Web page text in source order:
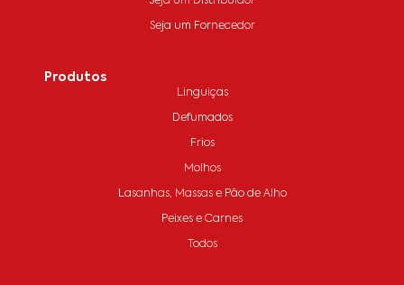
Seja um Fornecedor
Produtos
Linguiças
Defumados
Frios
Molhos
Lasanhas, Massas e Pão de Alho
Peixes e Carnes
Todos